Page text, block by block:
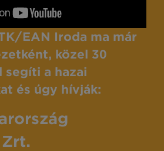
EAN Iroda ma már
közel 30
segíti a hazai
és úgy hívják: